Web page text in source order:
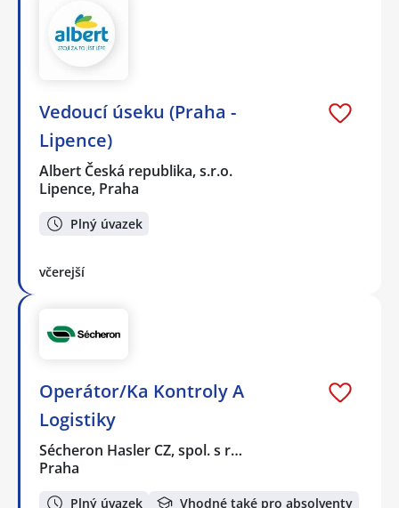
Vedoucí úseku (Praha -
Lipence)
Albert Česká republika, s.r.o.
Lipence, Praha
Plný úvazek
včerejší
Operátor/Ka Kontroly A
Logistiky
Sécheron Hasler CZ, spol. s r…
Praha
Plný úvazek Vhodné také pro absolventy